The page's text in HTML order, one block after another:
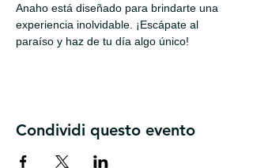
Anaho está diseñado para brindarte una
experiencia inolvidable. ¡Escápate al
paraíso y haz de tu día algo único!
Condividi questo evento